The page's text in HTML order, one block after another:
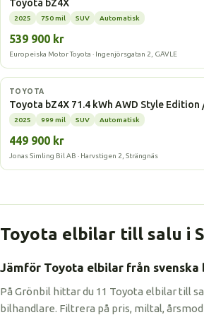
Toyota bZ4X
2025 750 mil SUV Automatisk
539 900 kr
Europeiska Motor Toyota · Ingenjörsgatan 2, GÄVLE
Elbil
TOYOTA
Toyota bZ4X 71.4 kWh AWD Style
2025 999 mil SUV Automatisk
449 900 kr
Jonas Simling Bil AB · Harvstigen 2, Strängnäs
Toyota elbilar till salu i
Jämför Toyota elbilar från svenska
På Grönbil hittar du 11 Toyota elbilar till
bilhandlare. Filtrera på pris, miltal,